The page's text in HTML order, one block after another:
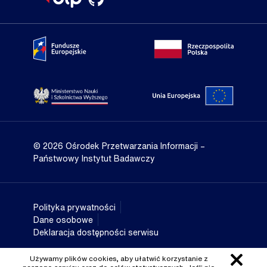
Portal Fundusze Europejskie Portal
Strona Ministerstwa Nauki i Szkolnictwa WyższegoPortal
© 2026 Ośrodek Przetwarzania Informacji –
Państwowy Instytut Badawczy
Polityka prywatności
Dane osobowe
Deklaracja dostępności serwisu
Używamy plików cookies, aby ułatwić korzystanie z